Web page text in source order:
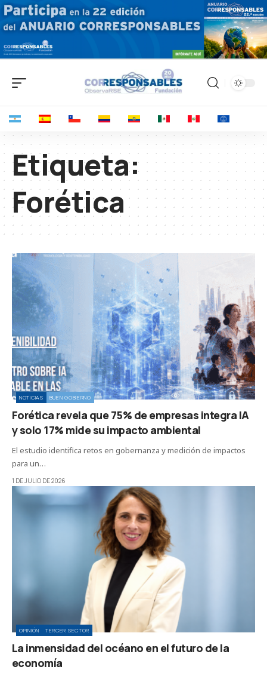
Etiqueta:
Forética
NOTICIAS BUEN GOBIERNO
Forética revela que 75% de empresas integra IA
y solo 17% mide su impacto ambiental
El estudio identifica retos en gobernanza y medición de impactos
para un…
1 DE JULIO DE 2026
OPINIÓN TERCER SECTOR
La inmensidad del océano en el futuro de la
economía